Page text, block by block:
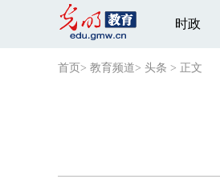
时政
首页 > 教育频道> 头条 > 正文